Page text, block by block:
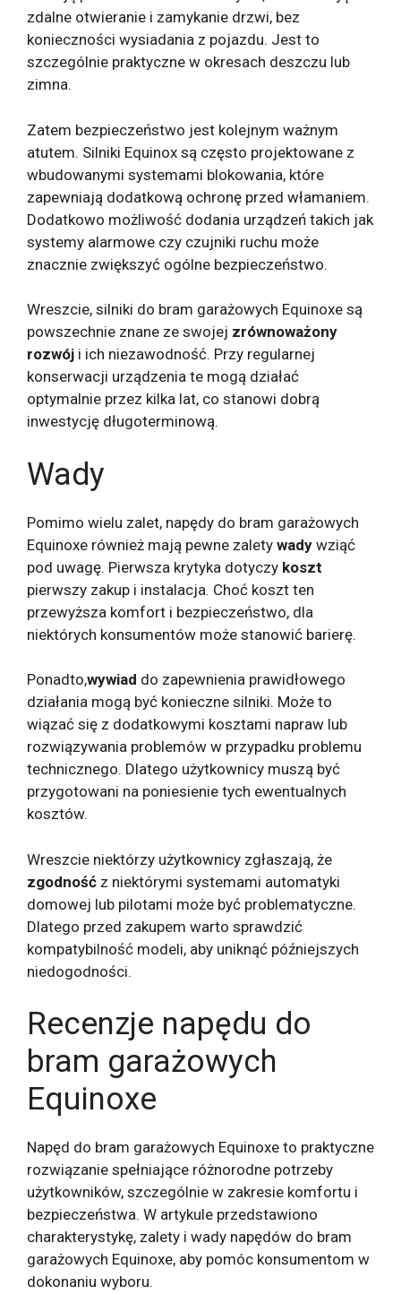
zdalne otwieranie i zamykanie drzwi, bez
konieczności wysiadania z pojazdu. Jest to
szczególnie praktyczne w okresach deszczu lub
zimna.
Zatem bezpieczeństwo jest kolejnym ważnym
atutem. Silniki Equinox są często projektowane z
wbudowanymi systemami blokowania, które
zapewniają dodatkową ochronę przed włamaniem.
Dodatkowo możliwość dodania urządzeń takich jak
systemy alarmowe czy czujniki ruchu może
znacznie zwiększyć ogólne bezpieczeństwo.
Wreszcie, silniki do bram garażowych Equinoxe są
powszechnie znane ze swojej zrównoważony
rozwój i ich niezawodność. Przy regularnej
konserwacji urządzenia te mogą działać
optymalnie przez kilka lat, co stanowi dobrą
inwestycję długoterminową.
Wady
Pomimo wielu zalet, napędy do bram garażowych
Equinoxe również mają pewne zalety wady wziąć
pod uwagę. Pierwsza krytyka dotyczy koszt
pierwszy zakup i instalacja. Choć koszt ten
przewyższa komfort i bezpieczeństwo, dla
niektórych konsumentów może stanowić barierę.
Ponadto,wywiad do zapewnienia prawidłowego
działania mogą być konieczne silniki. Może to
wiązać się z dodatkowymi kosztami napraw lub
rozwiązywania problemów w przypadku problemu
technicznego. Dlatego użytkownicy muszą być
przygotowani na poniesienie tych ewentualnych
kosztów.
Wreszcie niektórzy użytkownicy zgłaszają, że
zgodność z niektórymi systemami automatyki
domowej lub pilotami może być problematyczne.
Dlatego przed zakupem warto sprawdzić
kompatybilność modeli, aby uniknąć późniejszych
niedogodności.
Recenzje napędu do
bram garażowych
Equinoxe
Napęd do bram garażowych Equinoxe to praktyczne
rozwiązanie spełniające różnorodne potrzeby
użytkowników, szczególnie w zakresie komfortu i
bezpieczeństwa. W artykule przedstawiono
charakterystykę, zalety i wady napędów do bram
garażowych Equinoxe, aby pomóc konsumentom w
dokonaniu wyboru.